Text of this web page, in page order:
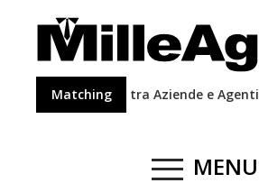
Matching tra Aziende e Agenti
MENU